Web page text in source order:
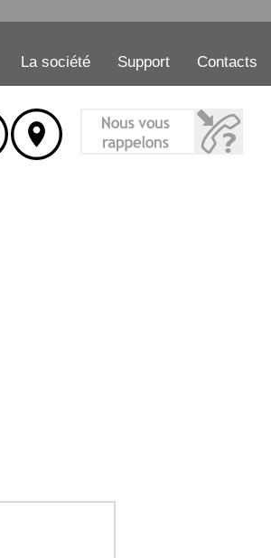
La société Support Contacts